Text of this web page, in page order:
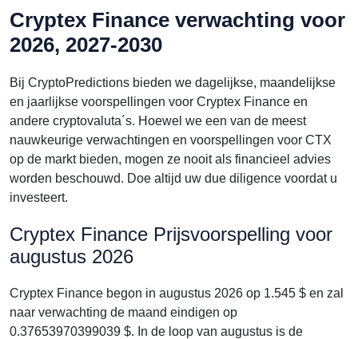
Cryptex Finance verwachting voor
2026, 2027-2030
Bij CryptoPredictions bieden we dagelijkse, maandelijkse
en jaarlijkse voorspellingen voor Cryptex Finance en
andere cryptovaluta´s. Hoewel we een van de meest
nauwkeurige verwachtingen en voorspellingen voor CTX
op de markt bieden, mogen ze nooit als financieel advies
worden beschouwd. Doe altijd uw due diligence voordat u
investeert.
Cryptex Finance Prijsvoorspelling voor
augustus 2026
Cryptex Finance begon in augustus 2026 op 1.545 $ en zal
naar verwachting de maand eindigen op
0.37653970399039 $. In de loop van augustus is de